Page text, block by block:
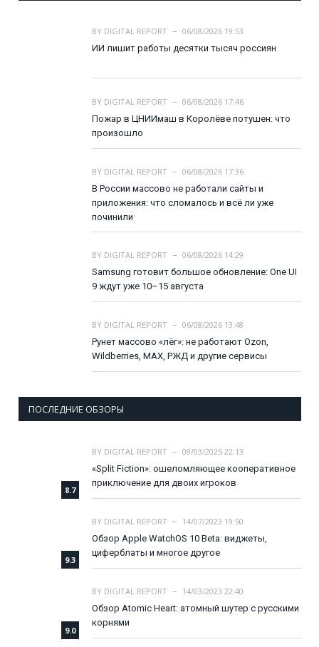
BY DIGITAL REPORT
06/08/2026 19:53
ИИ лишит работы десятки тысяч россиян
BY DIGITAL REPORT
06/08/2026 17:46
Пожар в ЦНИИмаш в Королёве потушен: что
произошло
BY DIGITAL REPORT
06/08/2026 17:36
В России массово не работали сайты и
приложения: что сломалось и всё ли уже
починили
BY DIGITAL REPORT
06/08/2026 14:29
Samsung готовит большое обновление: One UI
9 ждут уже 10–15 августа
BY DIGITAL REPORT
06/08/2026 13:48
Рунет массово «лёг»: не работают Ozon,
Wildberries, MAX, РЖД и другие сервисы
ПОСЛЕДНИЕ ОБЗОРЫ
8.7
BY DIGITAL REPORT
08/03/2025 22:13
«Split Fiction»: ошеломляющее кооперативное
приключение для двоих игроков
9.3
BY DIGITAL REPORT
14/07/2023 19:50
Обзор Apple WatchOS 10 Beta: виджеты,
циферблаты и многое другое
9.0
BY DIGITAL REPORT
14/03/2023 22:40
Обзор Atomic Heart: атомный шутер с русскими
корнями